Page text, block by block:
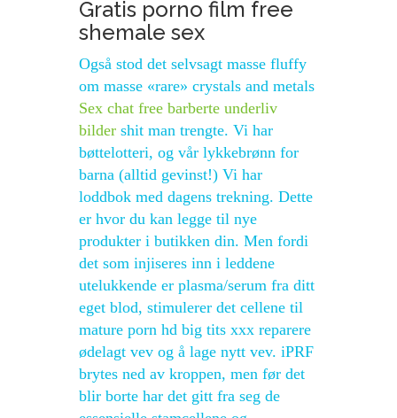
Gratis porno film free
shemale sex
Også stod det selvsagt masse fluffy
om masse «rare» crystals and metals
Sex chat free barberte underliv
bilder shit man trengte. Vi har
bøttelotteri, og vår lykkebrønn for
barna (alltid gevinst!) Vi har
loddbok med dagens trekning. Dette
er hvor du kan legge til nye
produkter i butikken din. Men fordi
det som injiseres inn i leddene
utelukkende er plasma/serum fra ditt
eget blod, stimulerer det cellene til
mature porn hd big tits xxx reparere
ødelagt vev og å lage nytt vev. iPRF
brytes ned av kroppen, men før det
blir borte har det gitt fra seg de